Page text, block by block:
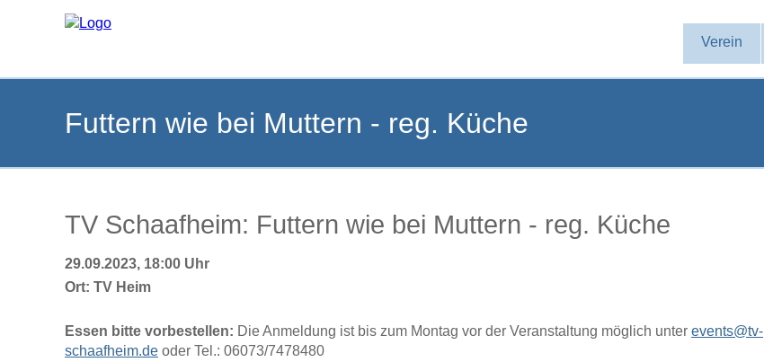
Navigation
überspringen
Verein
Futtern wie bei Muttern - reg. Küche
TV Schaafheim: Futtern wie bei Muttern - reg. Küche
29.09.2023, 18:00 Uhr
Ort: TV Heim
Essen bitte vorbestellen: Die Anmeldung ist bis zum Montag vor der Veranstaltung möglich unter events@tv-
schaafheim.de oder Tel.: 06073/7478480